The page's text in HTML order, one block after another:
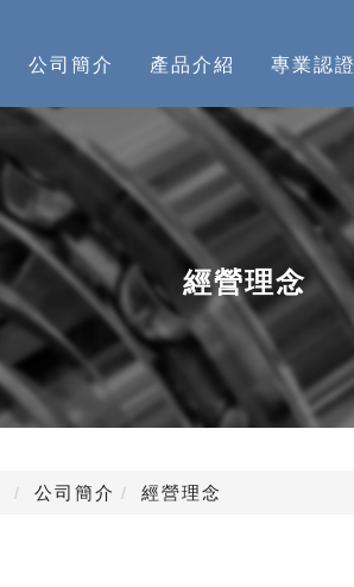
公司簡介 產品介紹 專業認證
經營理念
公司簡介 經營理念